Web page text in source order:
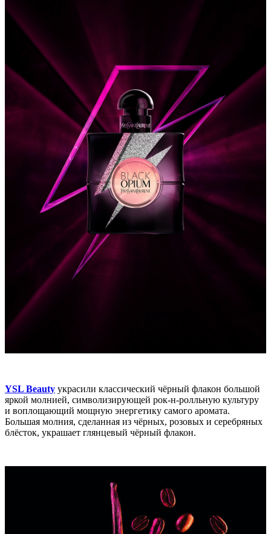
YSL Beauty украсили классический чёрный флакон большой
яркой молнией, символизирующей рок-н-ролльную культуру
и воплощающий мощную энергетику самого аромата.
Большая молния, сделанная из чёрных, розовых и серебряных
блёсток, украшает глянцевый чёрный флакон.